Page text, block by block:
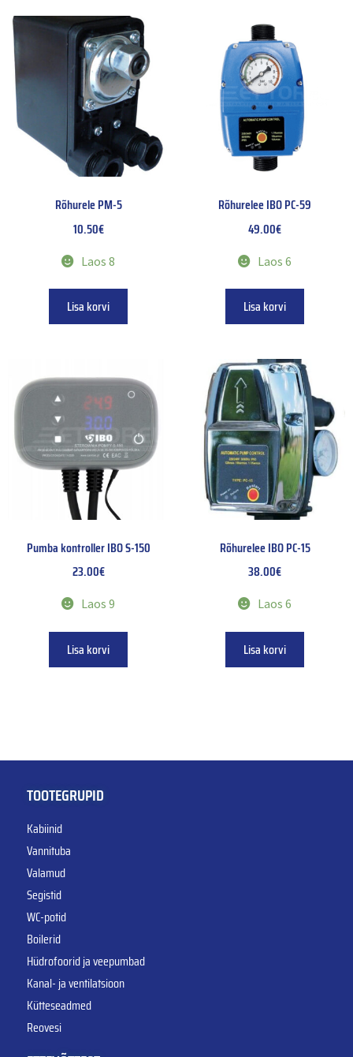
Rõhurele PM-5
10.50€
Laos 8
Lisa korvi
Rõhurelee IBO PC-59
49.00€
Laos 6
Lisa korvi
Pumba kontroller IBO S-150
23.00€
Laos 9
Lisa korvi
Rõhurelee IBO PC-15
38.00€
Laos 6
Lisa korvi
TOOTEGRUPID
Kabiinid
Vannituba
Valamud
Segistid
WC-potid
Boilerid
Hüdrofoorid ja veepumbad
Kanal- ja ventilatsioon
Kütteseadmed
Reovesi